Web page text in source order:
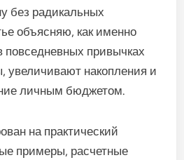
без радикальных
объясняю, как именно
повседневных привычках
увеличивают накопления и
личным бюджетом.
на практический
примеры, расчетные